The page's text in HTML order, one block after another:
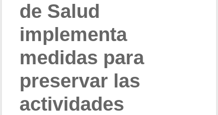
de Salud
implementa
medidas para
preservar las
actividades